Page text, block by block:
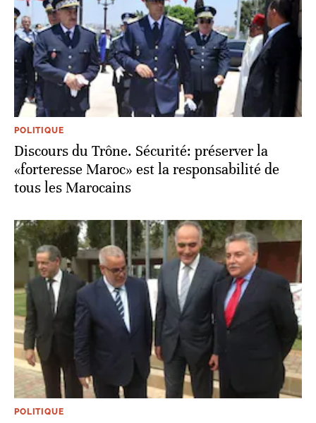
POLITIQUE
Discours du Trône. Sécurité: préserver la
«forteresse Maroc» est la responsabilité de
tous les Marocains
POLITIQUE